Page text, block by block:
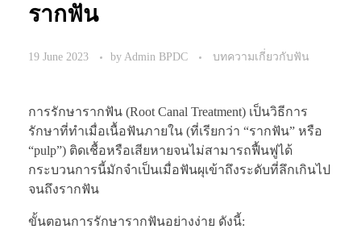
รากฟัน
19 June 2023 by Admin BPDC บทความเกี่ยวกับฟัน
การรักษารากฟัน (Root Canal Treatment) เป็นวิธีการ
รักษาที่ทำเมื่อเนื้อฟันภายใน (ที่เรียกว่า “รากฟัน” หรือ
“pulp”) ติดเชื้อหรือเสียหายจนไม่สามารถฟื้นฟูได้
กระบวนการนี้มักจำเป็นเมื่อฟันผุเข้าถึงระดับที่ลึกเกินไป
จนถึงรากฟัน
ขั้นตอนการรักษารากฟันอย่างง่าย ดังนี้: